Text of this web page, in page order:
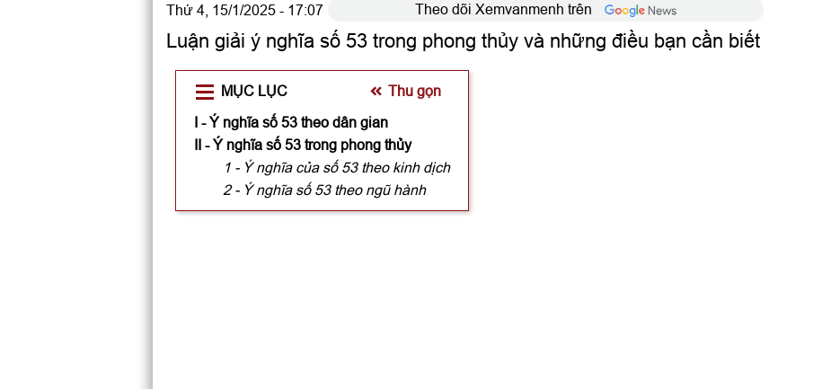
Thứ 4, 15/1/2025 - 17:07 Theo dõi Xemvanmenh trên
Luận giải ý nghĩa số 53 trong phong thủy và những điều bạn cần biết
MỤC LỤC
Thu gọn
I - Ý nghĩa số 53 theo dân gian
II - Ý nghĩa số 53 trong phong thủy
1 - Ý nghĩa của số 53 theo kinh dịch
2 - Ý nghĩa số 53 theo ngũ hành